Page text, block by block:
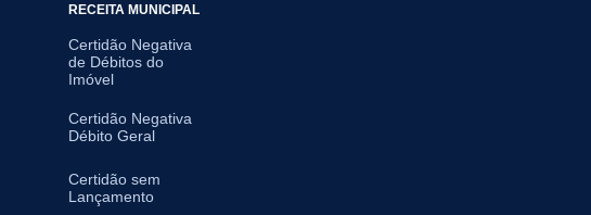
RECEITA MUNICIPAL
Certidão Negativa
de Débitos do
Imóvel
Certidão Negativa
Débito Geral
Certidão sem
Lançamento